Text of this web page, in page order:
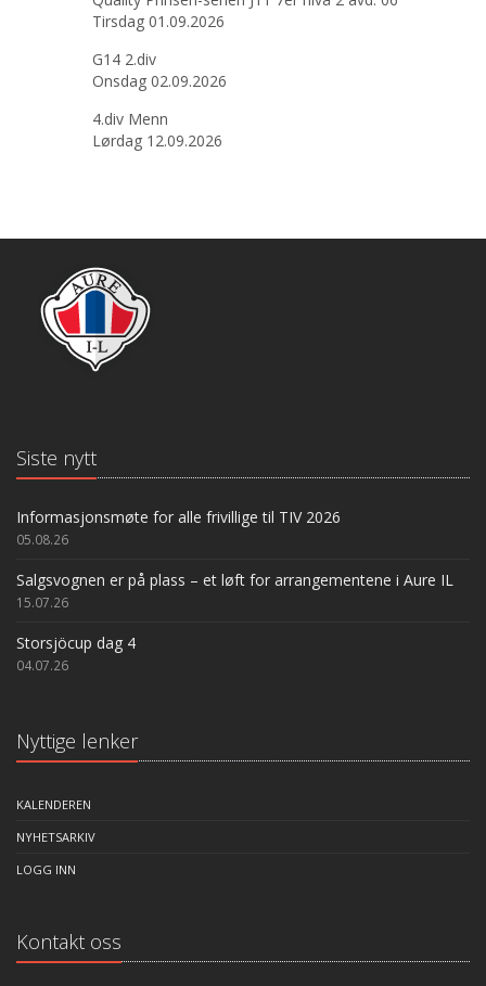
Tirsdag 01.09.2026
G14 2.div
Onsdag 02.09.2026
4.div Menn
Lørdag 12.09.2026
Siste nytt
Informasjonsmøte for alle frivillige til TIV 2026
05.08.26
Salgsvognen er på plass – et løft for arrangementene i Aure IL
15.07.26
Storsjöcup dag 4
04.07.26
Nyttige lenker
KALENDEREN
NYHETSARKIV
LOGG INN
Kontakt oss